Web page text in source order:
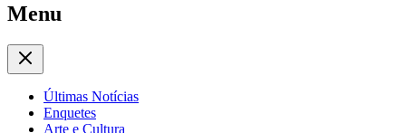
Menu
Últimas Notícias
Enquetes
Arte e Cultura